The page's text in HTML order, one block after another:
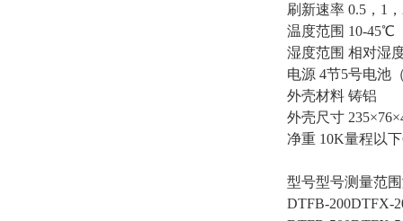
刷新速率 0.5，1
温度范围 10-45℃
湿度范围 相对湿
电源 4节5号电池
外壳材料 铸铝
外壳尺寸
净重 10K量程以
型号型号测量范
DTFB-200DTFX-